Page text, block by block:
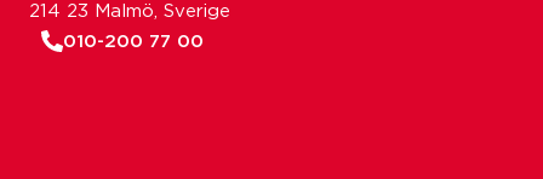
214 23 Malmö, Sverige
010-200 77 00